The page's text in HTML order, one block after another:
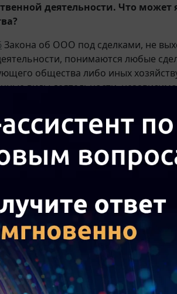
деятельности. Что может
Закона об ООО под сделками, не
понимаются любые
общества либо иных
виды деятельности,
ранее, если такие сделки не
изменению ее вида либо
Пленума Верховного
и сделок, в совершении
обычной хозяйственной
сделки за пределами обычной
основного производственного
хозяйственной деятельности.
крупной необходимо
N 27):